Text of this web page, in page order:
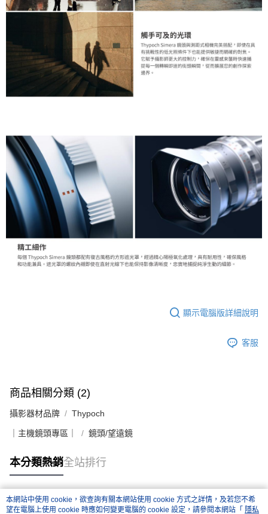
顯示電腦版詳細說明
客服
商品相關分類 (2)
攝影器材品牌 Thypoch
｜主機鏡頭專區｜ 鏡頭/望遠鏡
本分類熱銷全站排行
熱門標籤
本網站中使用 cookie，欲查詢有關本網站使用 cookie 方式之詳情，及若您不希
望在電腦上使用 cookie 時應如何變更電腦的 cookie 設定，請參閱本網站「 隱私